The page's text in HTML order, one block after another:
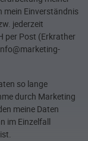
mein Einverständnis
jederzeit
per Post (Erkrather
so lange
durch Marketing
meine Daten
im Einzelfall